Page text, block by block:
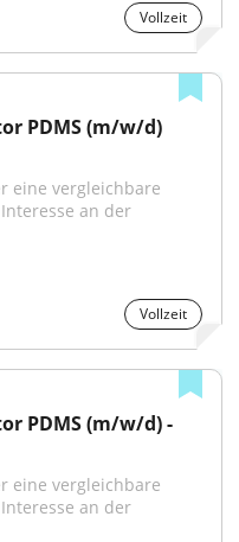
Vollzeit
PDMS (m/w/d)
eine vergleichbare
an der
Vollzeit
eine vergleichbare
an der